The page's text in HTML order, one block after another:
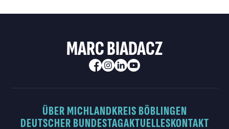
MARC BIADACZ
ÜBER MICHLANDKREIS BÖBLINGEN
DEUTSCHER BUNDESTAGAKTUELLESKONTAKT